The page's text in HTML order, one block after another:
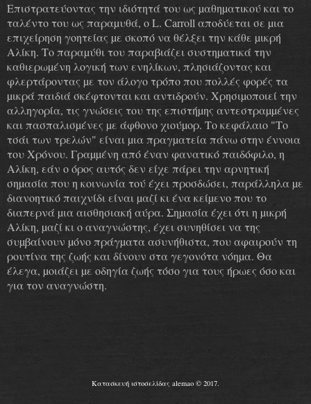
Επιστρατεύοντας την ιδιότητά του ως µαθηµατικού και το
ταλέντο του ως παραµυθά, ο L. Carroll αποδύεται σε µια
επιχείρηση γοητείας µε σκοπό να θέλξει την κάθε µικρή
Αλίκη. Το παραµύθι του παραβιάζει συστηµατικά την
καθιερωµένη λογική των ενηλίκων, πλησιάζοντας και
φλερτάροντας µε τον άλογο τρόπο που πολλές φορές τα
µικρά παιδιά σκέφτονται και αντιδρούν. Χρησιµοποιεί την
αλληγορία, τις γνώσεις του της επιστήµης αντεστραµµένες
και πασπαλισµένες µε άφθονο χιούµορ. Το κεφάλαιο "Το
τσάι των τρελών" είναι µια πραγµατεία πάνω στην έννοια
του Χρόνου. Γραµµένη από έναν φανατικό παιδόφιλο, η
Αλίκη, εάν ο όρος αυτός δεν είχε πάρει την αρνητική
σηµασία που η κοινωνία τού έχει προσδώσει, παράλληλα µε
διανοητικό παιχνίδι είναι µαζί κι ένα κείµενο που το
διαπερνά µια αισθησιακή αύρα. Σηµασία έχει ότι η µικρή
Αλίκη, µαζί κι ο αναγνώστης, έχει συνηθίσει να της
συµβαίνουν µόνο πράγµατα ασυνήθιστα, που αφαιρούν τη
ρουτίνα της ζωής και δίνουν στα γεγονότα νόηµα. Θα
έλεγα, µοιάζει µε οδηγία ζωής τόσο για τους ήρωες όσο και
για τον αναγνώστη.
Κατασκευή ιστοσελίδας alemao © 2017.